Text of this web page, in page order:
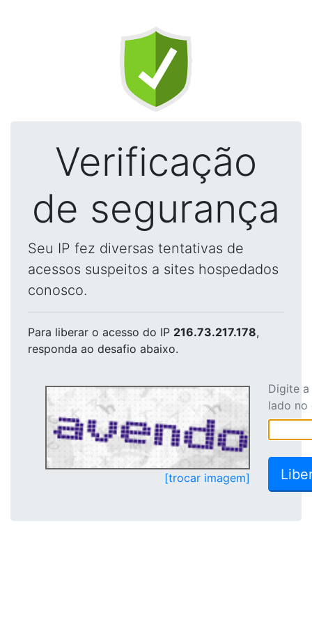
Verificação
de segurança
Seu IP fez diversas tentativas de
acessos suspeitos a sites hospedados
conosco.
Para liberar o acesso do IP 216.73.217.178,
responda ao desafio abaixo.
[trocar imagem]
Digite
lado no